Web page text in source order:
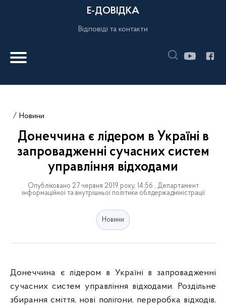
Е-ДОВІДКА
Відповіді та контакти
Новини
Донеччина є лідером в Україні в
запровадженні сучасних систем
управління відходами
Опубліковано 27 червня 2019 року, 14:56 , Департамент
інформаційної та внутрішньої політики облдержадміністрації
Новини
Донеччина є лідером в Україні в запровадженні
сучасних систем управління відходами. Роздільне
збирання сміття, нові полігони, переробка відходів,